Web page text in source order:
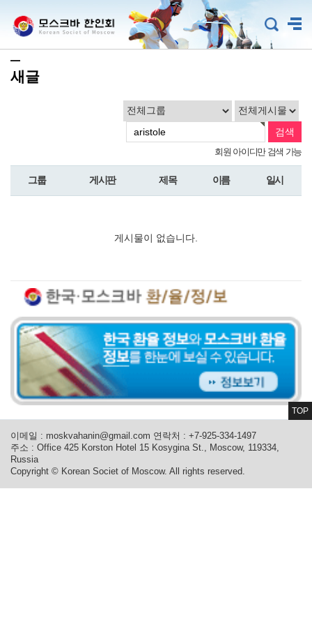
새글
회원 아이디만 검색 가능
그룹 게시판 제목 이름 일시
게시물이 없습니다.
이메일 : moskvahanin@gmail.com 연락처 : +7-925-334-1497
주소 : Office 425 Korston Hotel 15 Kosygina St., Moscow, 119334,
Russia
Copyright © Korean Societ of Moscow. All rights reserved.
TOP